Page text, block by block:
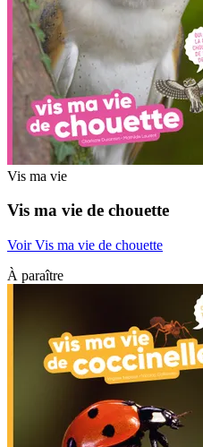
Vis ma vie
Vis ma vie de chouette
Voir Vis ma vie de chouette
À paraître